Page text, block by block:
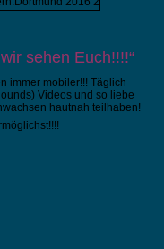
sehen Euch!!!!“
immer mobiler!!! Täglich
Videos und so liebe
hautnah teilhaben!